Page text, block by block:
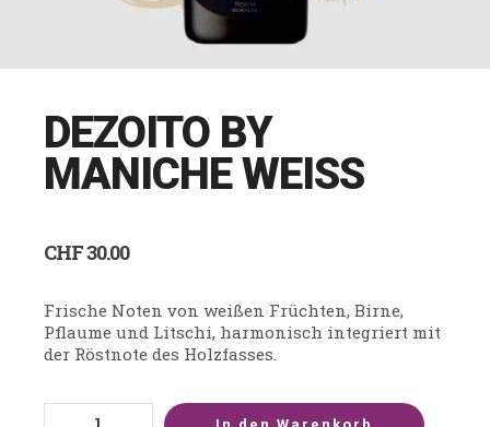
DEZOITO BY
MANICHE WEISS
CHF30.00
Frische Noten von weißen Früchten, Birne,
Pflaume und Litschi, harmonisch integriert mit
der Röstnote des Holzfasses.